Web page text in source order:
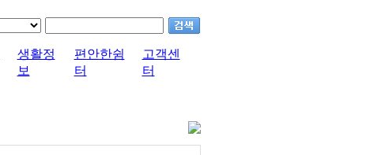
생활정
보
편안한쉼
터
고객센
터